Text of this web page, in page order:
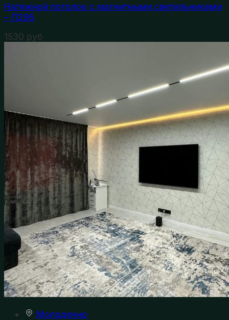
Натяжной потолок с магнитными светильниками
– П295
1530 руб
Молодечно